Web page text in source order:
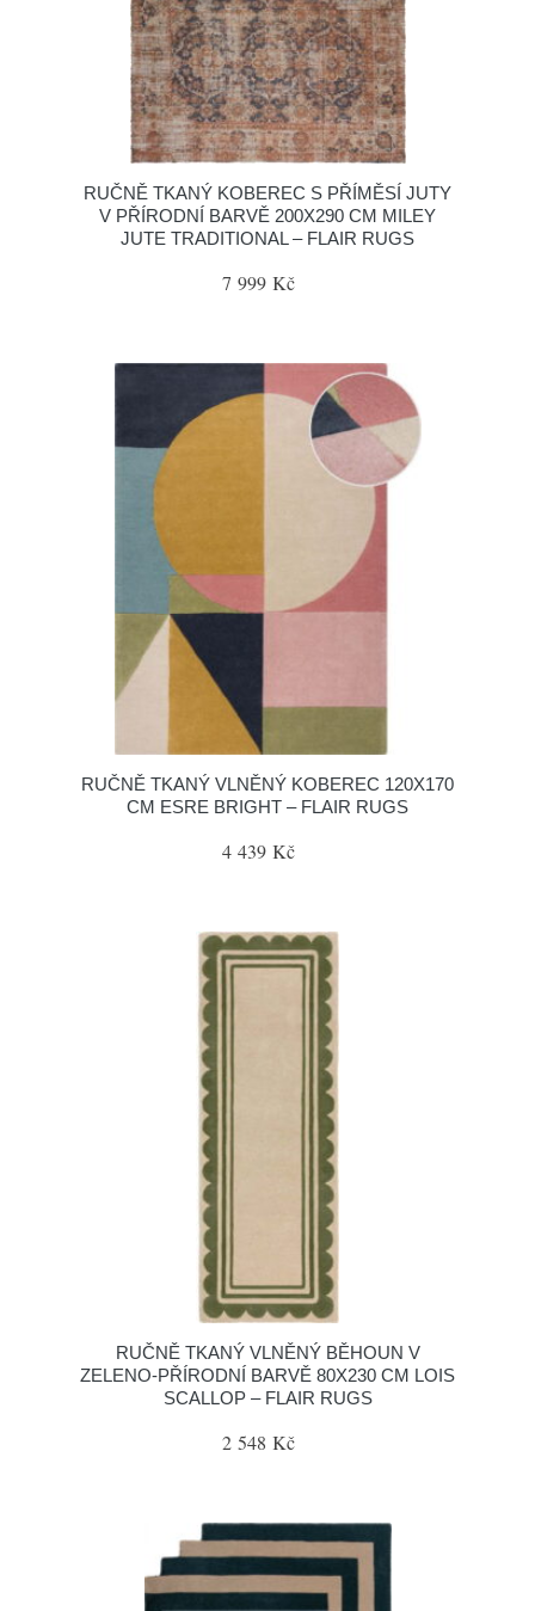
RUČNĚ TKANÝ KOBEREC S PŘÍMĚSÍ JUTY
V PŘÍRODNÍ BARVĚ 200X290 CM MILEY
JUTE TRADITIONAL – FLAIR RUGS
7 999 Kč
RUČNĚ TKANÝ VLNĚNÝ KOBEREC 120X170
CM ESRE BRIGHT – FLAIR RUGS
4 439 Kč
RUČNĚ TKANÝ VLNĚNÝ BĚHOUN V
ZELENO-PŘÍRODNÍ BARVĚ 80X230 CM LOIS
SCALLOP – FLAIR RUGS
2 548 Kč